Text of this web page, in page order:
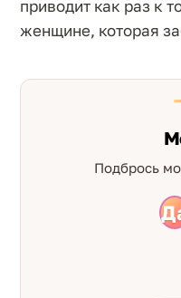
приводит как раз к
женщине, которая
Подбрось